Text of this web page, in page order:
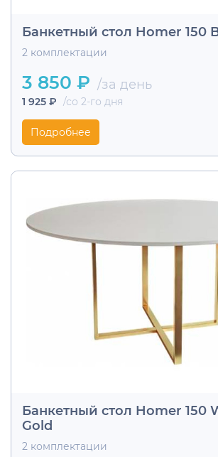
Банкетный стол Homer 150
2 комплектации
3 850 ₽ /за день
1 925 ₽ /со 2-го дня
Подробнее
Банкетный стол Homer 150
Gold
2 комплектации